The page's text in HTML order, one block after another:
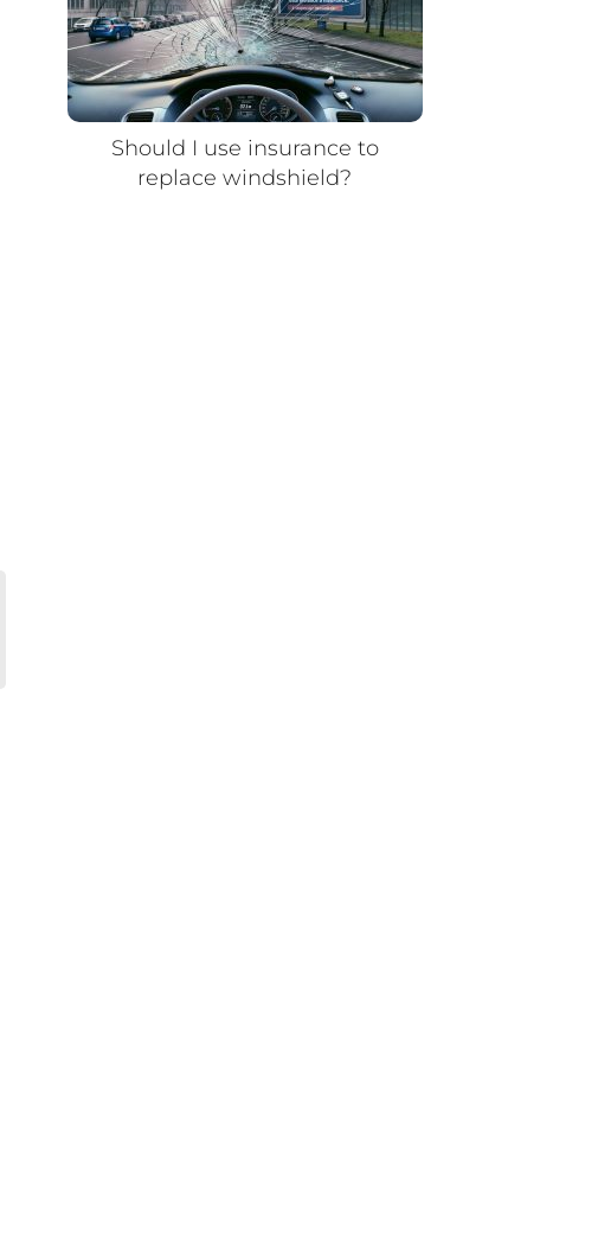
Should I use insurance to
replace windshield?